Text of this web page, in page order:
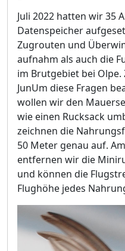
Juli 2022 hatten wir 35
Datenspeicher
Zugrouten und
aufnahm als auch die
im Brutgebiet bei
JunUm diese Fragen
wollen wir den
wie einen Rucksack
zeichnen die
50 Meter genau auf.
entfernen wir die
und können die
Flughöhe jedes